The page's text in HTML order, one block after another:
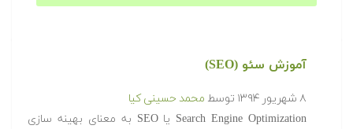
آموزش سئو (SEO)
۸ شهریور ۱۳۹۴ توسط محمد حسینی کیا
Search Engine Optimization یا SEO به معنای بهینه سازی